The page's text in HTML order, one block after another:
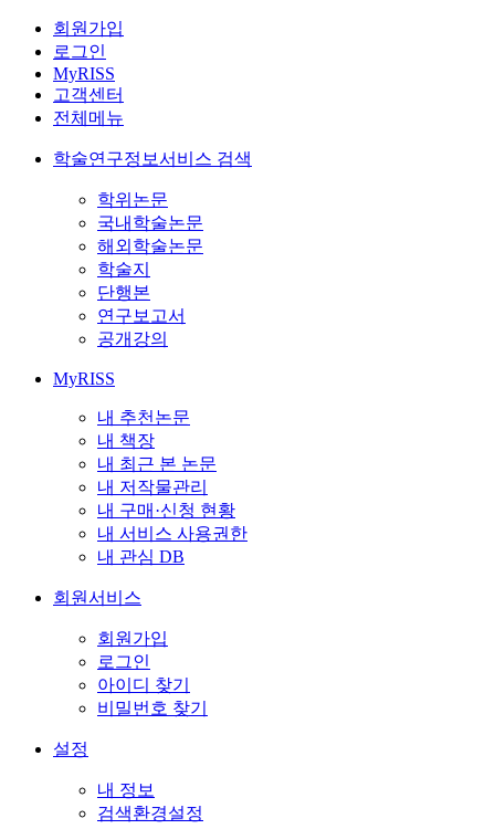
회원가입
로그인
MyRISS
고객센터
전체메뉴
학술연구정보서비스 검색
학위논문
국내학술논문
해외학술논문
학술지
단행본
연구보고서
공개강의
MyRISS
내 추천논문
내 책장
내 최근 본 논문
내 저작물관리
내 구매·신청 현황
내 서비스 사용권한
내 관심 DB
회원서비스
회원가입
로그인
아이디 찾기
비밀번호 찾기
설정
내 정보
검색환경설정